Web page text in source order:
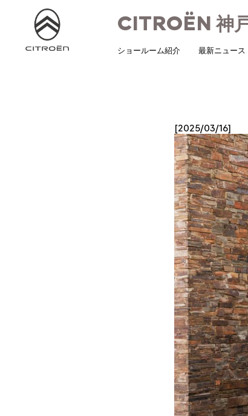
CITROËN神
ショールーム紹介 最新ニュース
[2025/03/16]